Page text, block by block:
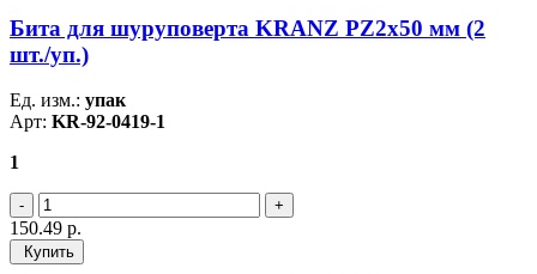
Бита для шуруповерта KRANZ PZ2х50 мм (2
шт./уп.)
Ед. изм.: упак
Арт: KR-92-0419-1
1
150.49 р.
Купить